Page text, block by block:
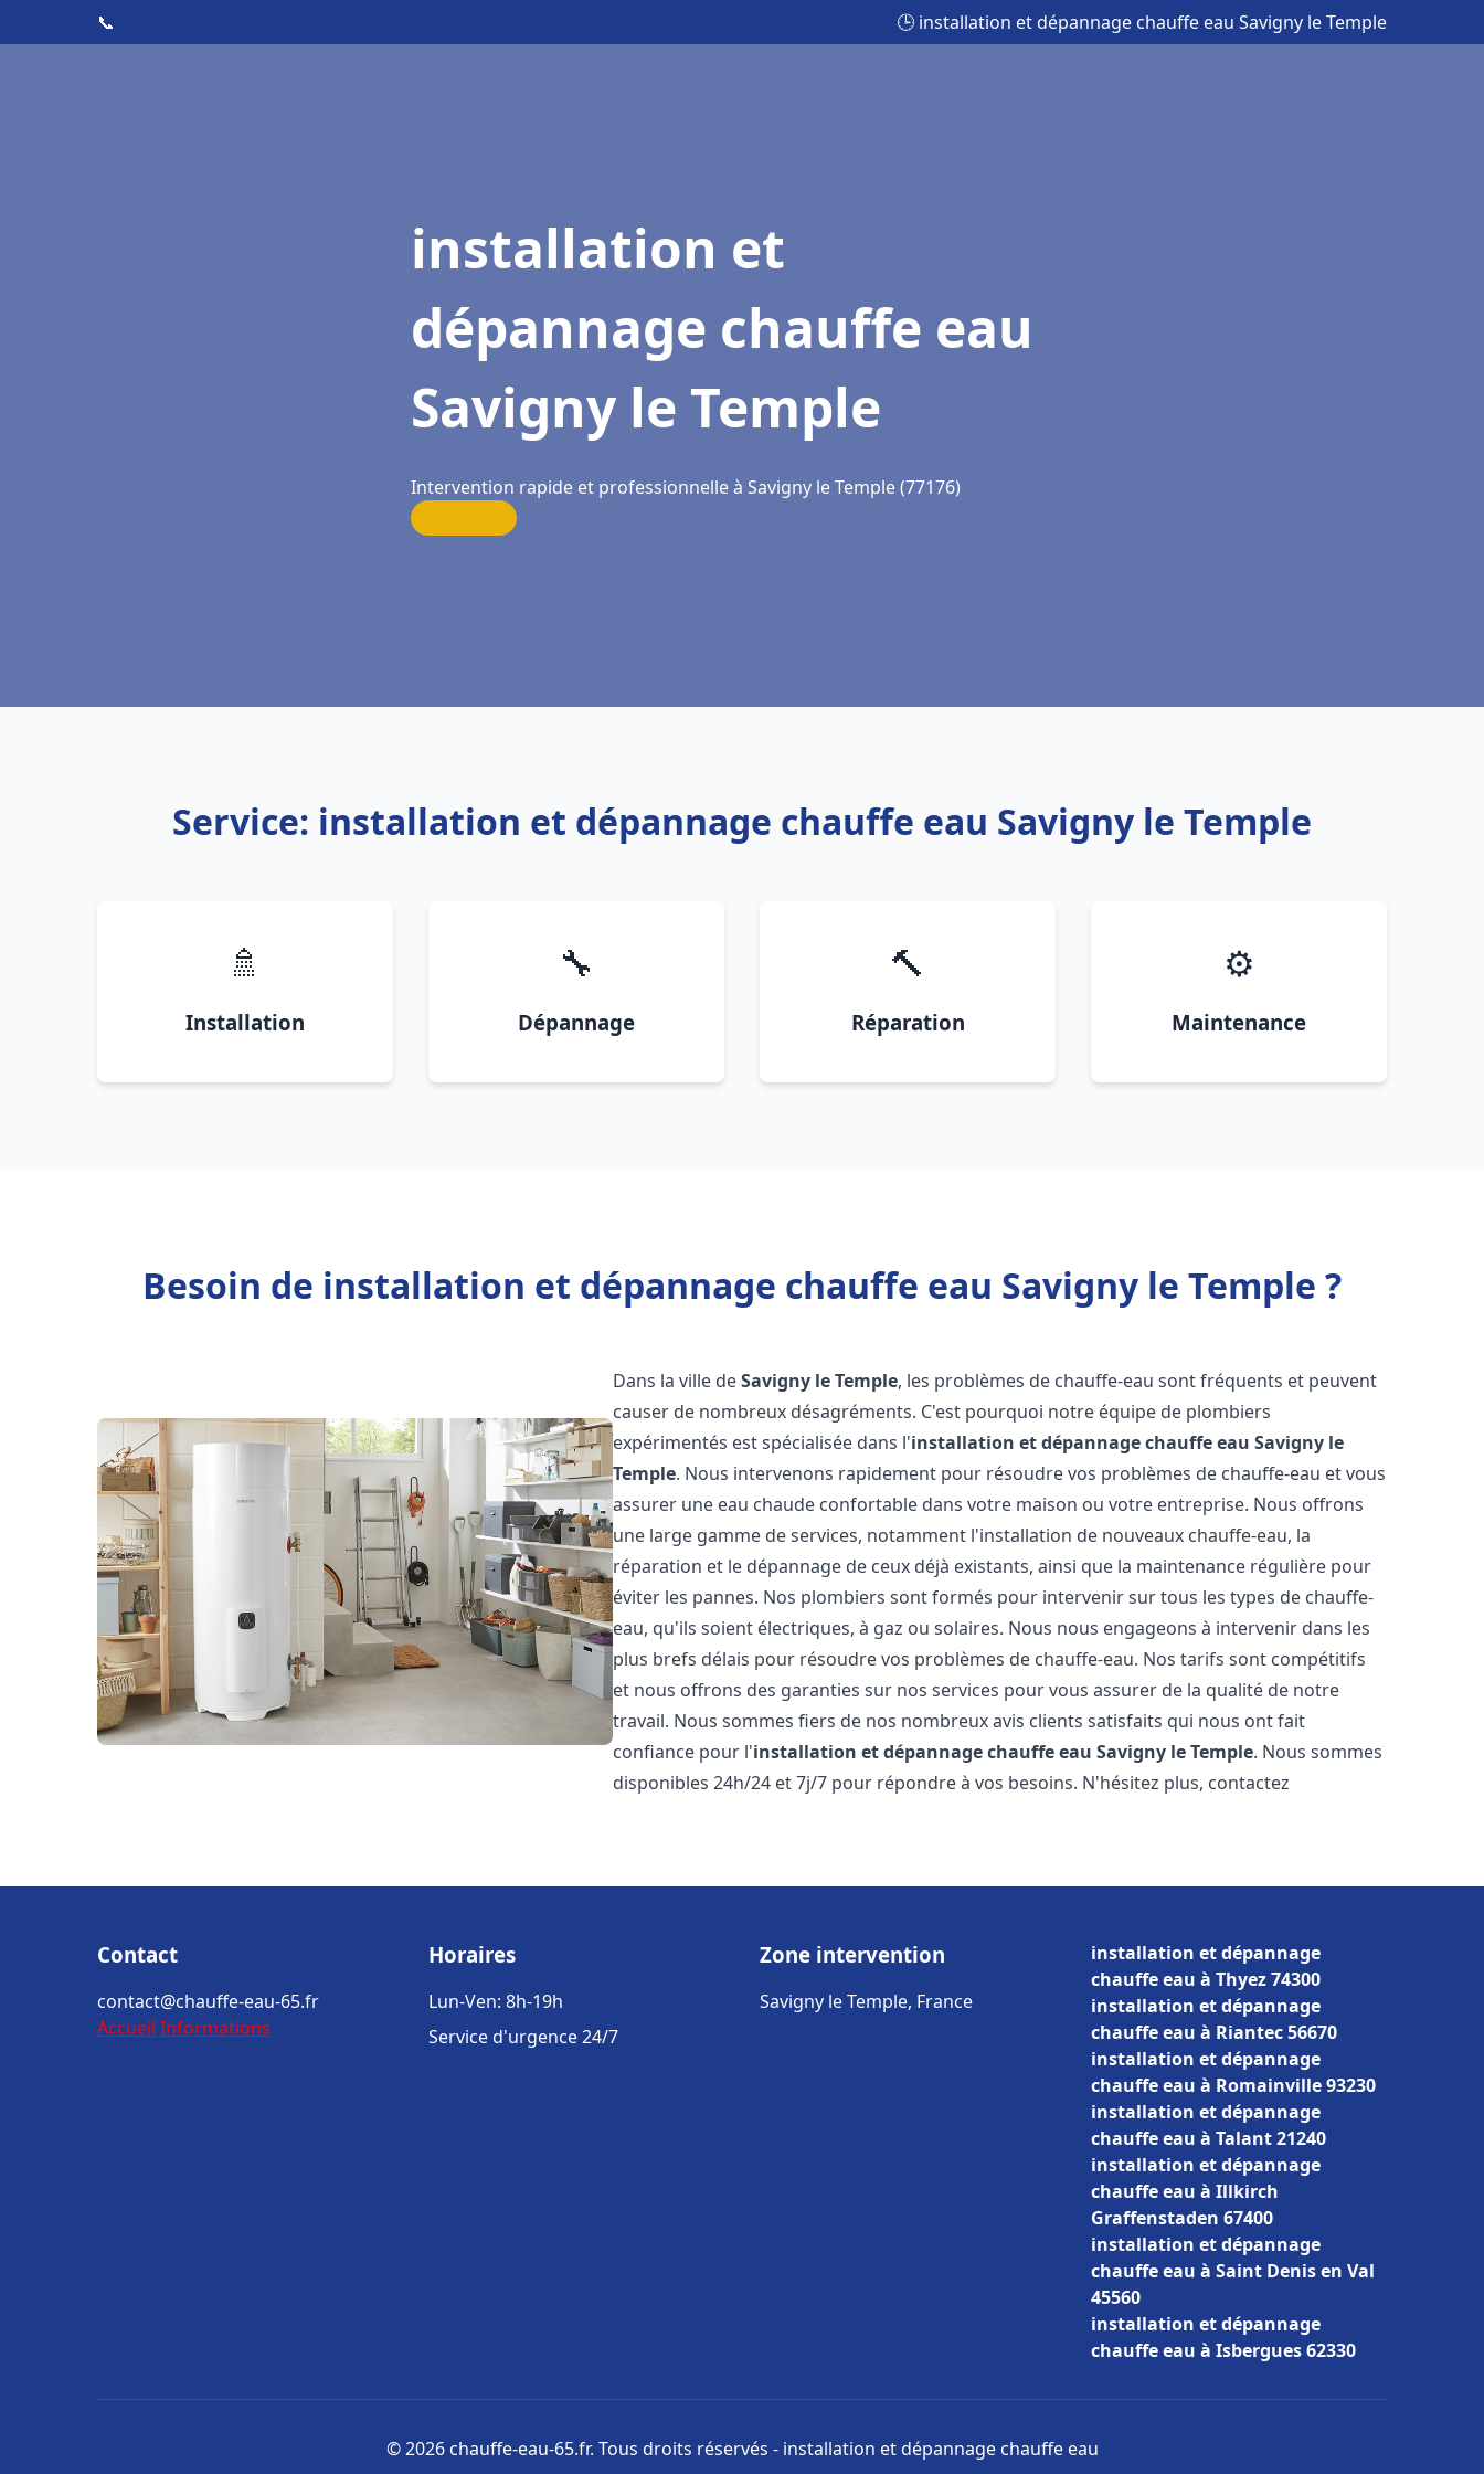
📞 🕒 installation et dépannage chauffe eau Savigny le Temple
installation et
dépannage chauffe eau
Savigny le Temple
Intervention rapide et professionnelle à Savigny le Temple (77176)
Service: installation et dépannage chauffe eau Savigny le Temple
🚿
Installation
🔧
Dépannage
🔨
Réparation
⚙️
Maintenance
Besoin de installation et dépannage chauffe eau Savigny le Temple ?
Dans la ville deSavigny le Temple, les problèmes de chauffe-eau sont fréquents et peuvent
causer de nombreux désagréments. C'est pourquoi notre équipe de plombiers
expérimentés est spécialisée dans l'installation et dépannage chauffe eau Savigny le
Temple. Nous intervenons rapidement pour résoudre vos problèmes de chauffe-eau et vous
assurer une eau chaude confortable dans votre maison ou votre entreprise. Nous offrons
une large gamme de services, notamment l'installation de nouveaux chauffe-eau, la
réparation et le dépannage de ceux déjà existants, ainsi que la maintenance régulière pour
éviter les pannes. Nos plombiers sont formés pour intervenir sur tous les types de chauffe-
eau, qu'ils soient électriques, à gaz ou solaires. Nous nous engageons à intervenir dans les
plus brefs délais pour résoudre vos problèmes de chauffe-eau. Nos tarifs sont compétitifs
et nous offrons des garanties sur nos services pour vous assurer de la qualité de notre
travail. Nous sommes fiers de nos nombreux avis clients satisfaits qui nous ont fait
confiance pour l'installation et dépannage chauffe eau Savigny le Temple. Nous sommes
disponibles 24h/24 et 7j/7 pour répondre à vos besoins. N'hésitez plus, contactez
Contact
contact@chauffe-eau-65.fr
Accueil Informations
Horaires
Lun-Ven: 8h-19h
Service d'urgence 24/7
Zone intervention
Savigny le Temple, France
installation et dépannage
chauffe eau à Thyez 74300
installation et dépannage
chauffe eau à Riantec 56670
installation et dépannage
chauffe eau à Romainville 93230
installation et dépannage
chauffe eau à Talant 21240
installation et dépannage
chauffe eau à Illkirch
Graffenstaden 67400
installation et dépannage
chauffe eau à Saint Denis en Val
45560
installation et dépannage
chauffe eau à Isbergues 62330
© 2026 chauffe-eau-65.fr. Tous droits réservés - installation et dépannage chauffe eau